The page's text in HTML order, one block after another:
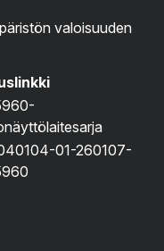
valoisuuden
01-260107-